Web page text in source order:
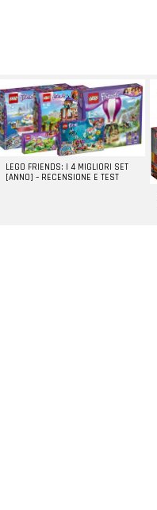
LEGO FRIENDS: I 4 MIGLIORI SET
[ANNO] – RECENSIONE E TEST